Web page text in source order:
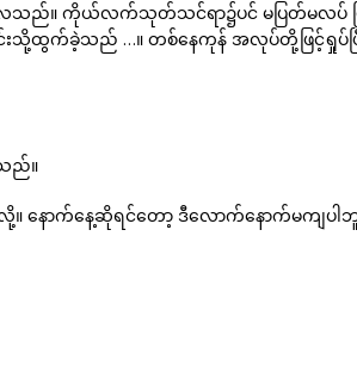
ေသည်။ ကိုယ်လက်သုတ်သင်ရာ၌ပင် မပြတ်မလပ် ဖ
င်းသို့ထွက်ခဲ့သည် …။ တစ်နေကုန် အလုပ်တို့ဖြင့်ရှုပ်ပ
ည်။
နောက်နေ့ဆိုရင်တော့ ဒီလောက်နောက်မကျပါဘူ